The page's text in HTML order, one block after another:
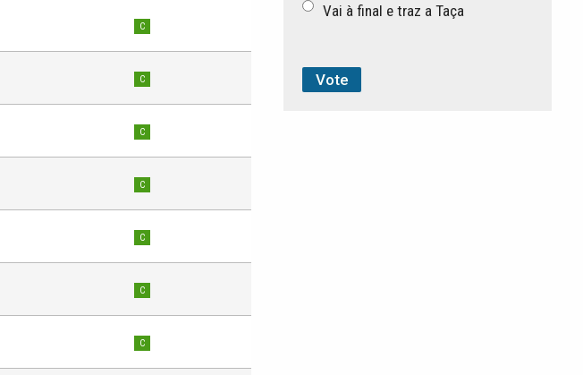
C
C
C
C
C
C
C
Vai à final e traz a Taça